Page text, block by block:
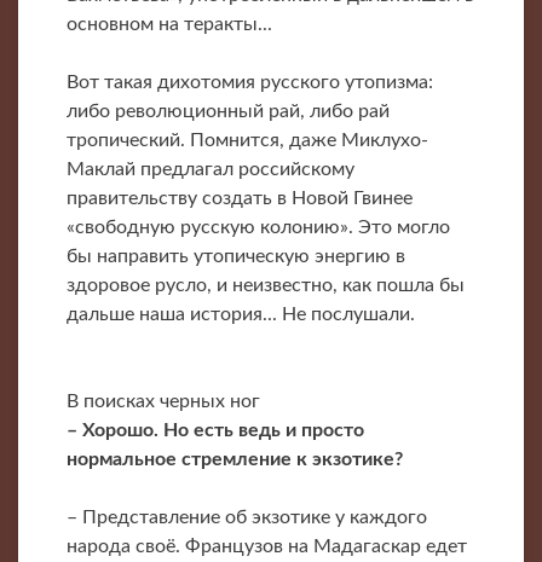
основном на теракты...
Вот такая дихотомия русского утопизма:
либо революционный рай, либо рай
тропический. Помнится, даже Миклухо-
Маклай предлагал российскому
правительству создать в Новой Гвинее
«свободную русскую колонию». Это могло
бы направить утопическую энергию в
здоровое русло, и неизвестно, как пошла бы
дальше наша история... Не послушали.
В поисках черных ног
– Хорошо. Но есть ведь и просто
нормальное стремление к экзотике?
– Представление об экзотике у каждого
народа своё. Французов на Мадагаскар едет